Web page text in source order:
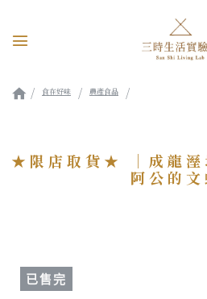
食在好味 農產食品
★限店取貨★ ｜成龍溼
阿公的文
已售完